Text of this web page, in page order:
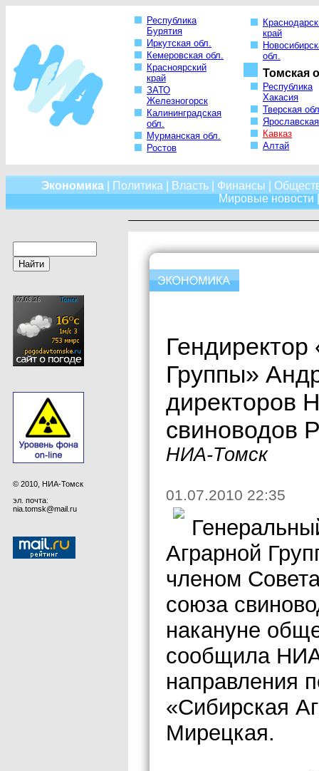
Республика
Бурятия
Иркутская обл.
Кемеровская обл.
Красноярский
край
ЗАТО
Железногорск
Калининградская
обл.
Мурманская обл.
Ростов
край
обл.
Томская
Республика
Хакасия
Тверская
Кавказ
Алтай
Экономика| Политика Власть| Финансы
Мировые новости
© 2010, НИА-Томск
эл. почта:
nia.tomsk@mail.ru
Группы»
директоров
свиноводов
НИА-Томск
01.07.2010 22:35
Аграрной
членом
союза
накануне
сообщила НИА
направления
«Сибирская
Мирецкая.